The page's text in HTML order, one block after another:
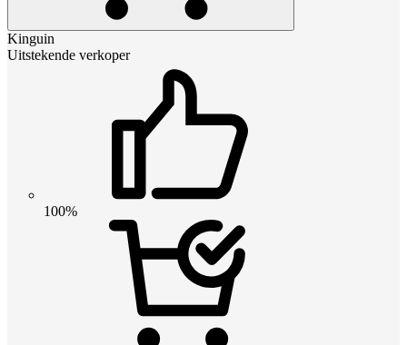
Kinguin
Uitstekende verkoper
100%